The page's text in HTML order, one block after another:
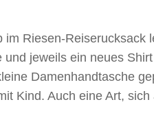
im Riesen-Reiserucksack
jeweils ein neues
Damenhandtasche
Kind. Auch eine Art,